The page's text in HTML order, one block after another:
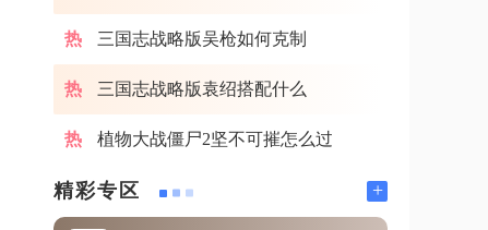
三国志战略版吴枪如何克制
三国志战略版袁绍搭配什么
植物大战僵尸2坚不可摧怎么过
精彩专区 +